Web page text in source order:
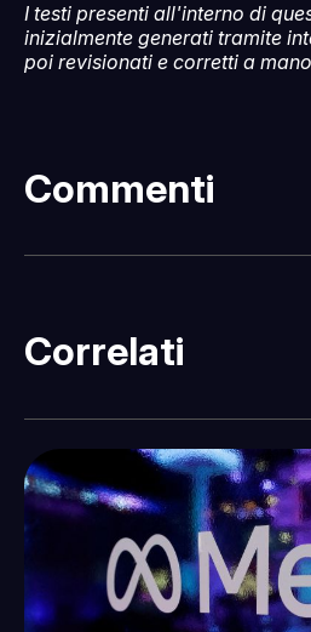
I testi presenti all'interno di
inizialmente generati tramite
poi revisionati e corretti a
Commenti
Correlati